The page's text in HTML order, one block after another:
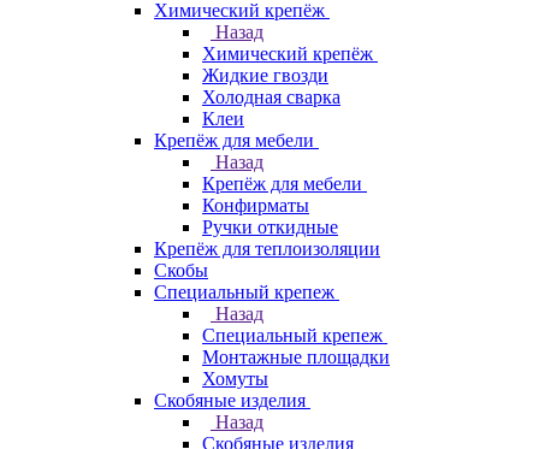
Химический крепёж
Назад
Химический крепёж
Жидкие гвозди
Холодная сварка
Клеи
Крепёж для мебели
Назад
Крепёж для мебели
Конфирматы
Ручки откидные
Крепёж для теплоизоляции
Скобы
Специальный крепеж
Назад
Специальный крепеж
Монтажные площадки
Хомуты
Скобяные изделия
Назад
Скобяные изделия